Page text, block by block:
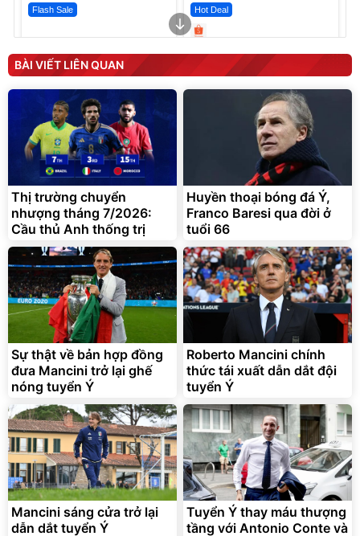
Flash Sale Hot Deal
Máy ép chậm trái cây
Elmich JEE 1855OL
3.000.000đ
2.143.650đ
Flash Sale
Máy rửa xe cầm tay xịt rửa
cao áp có tạo bọt tuyết
Bạt phủ xe ô tô cao cấp,
tráng nhôm 03 lớp
392.000đ
325.000đ
Đã bán nhiều
Xe đạp điện trợ lực G-
Force C14 gấp gọn bỏ cốp
7.092.000đ
Đang xem nhiều
G-FORCE VIETNA
BÀI VIẾT LIÊN QUAN
Thị trường chuyển
nhượng tháng 7/2026:
Cầu thủ Anh thống trị
Huyền thoại bóng đá Ý,
Franco Baresi qua đời ở
tuổi 66
Sự thật về bản hợp đồng
đưa Mancini trở lại ghế
nóng tuyển Ý
Roberto Mancini chính
thức tái xuất dẫn dắt đội
tuyển Ý
Mancini sáng cửa trở lại
dẫn dắt tuyển Ý
Tuyển Ý thay máu thượng
tầng với Antonio Conte và